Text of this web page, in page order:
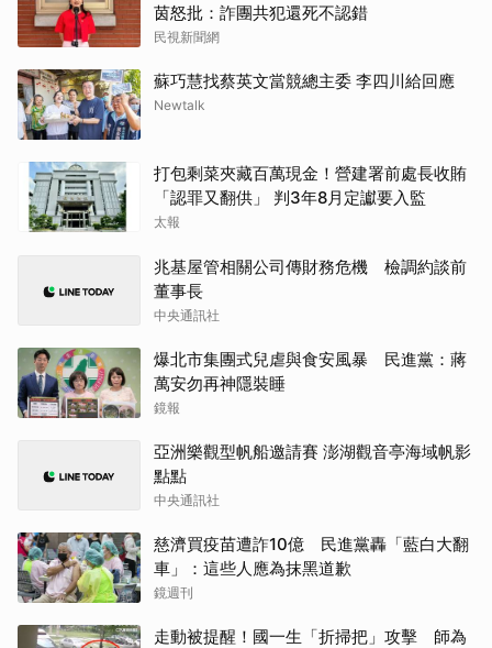
茵怒批：詐團共犯還死不認錯
民視新聞網
蘇巧慧找蔡英文當競總主委 李四川給回應
Newtalk
打包剩菜夾藏百萬現金！營建署前處長收賄
「認罪又翻供」 判3年8月定讞要入監
太報
兆基屋管相關公司傳財務危機 檢調約談前
董事長
中央通訊社
爆北市集團式兒虐與食安風暴 民進黨：蔣
萬安勿再神隱裝睡
鏡報
亞洲樂觀型帆船邀請賽 澎湖觀音亭海域帆影
點點
中央通訊社
慈濟買疫苗遭詐10億 民進黨轟「藍白大翻
車」：這些人應為抹黑道歉
鏡週刊
走動被提醒！國一生「折掃把」攻擊 師為